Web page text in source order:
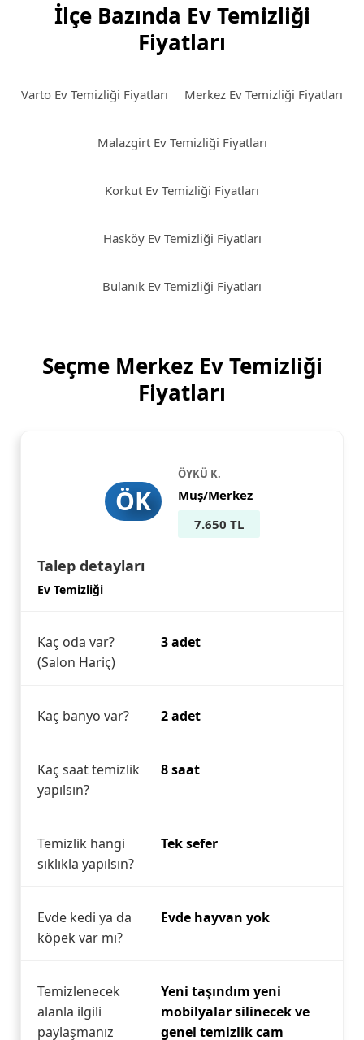
İlçe Bazında Ev Temizliği
Fiyatları
Varto Ev Temizliği Fiyatları Merkez Ev Temizliği Fiyatları
Malazgirt Ev Temizliği Fiyatları
Korkut Ev Temizliği Fiyatları
Hasköy Ev Temizliği Fiyatları
Bulanık Ev Temizliği Fiyatları
Seçme Merkez Ev Temizliği
Fiyatları
ÖK
ÖYKÜ K.
Muş/Merkez
7.650 TL
Talep detayları
Ev Temizliği
Kaç oda var?
(Salon Hariç)
3 adet
Kaç banyo var? 2 adet
Kaç saat temizlik
yapılsın?
8 saat
Temizlik hangi
sıklıkla yapılsın?
Tek sefer
Evde kedi ya da
köpek var mı?
Evde hayvan yok
Temizlenecek
alanla ilgili
paylaşmanız
Yeni taşındım yeni
mobilyalar silinecek ve
genel temizlik cam